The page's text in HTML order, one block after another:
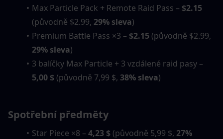
Max Particle Pack + Remote Raid Pass – $2.15
(původně $2.99, 29% sleva)
Premium Battle Pass ×3 – $2.15
29% sleva)
5,00 $ (původně 7,99 $, 38% sleva)
Spotřební předměty
Star Piece ×8 – 4,23 $ (původně 5,99 $, 27%